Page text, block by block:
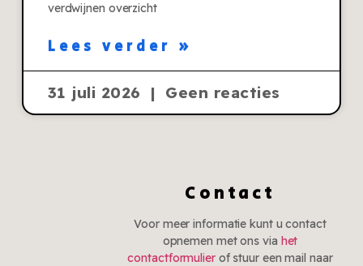
verdwijnen overzicht
Lees verder »
31 juli 2026 Geen reacties
Contact
Voor meer informatie kunt u contact
opnemen met ons via het
contactformulierof stuur een mail naar